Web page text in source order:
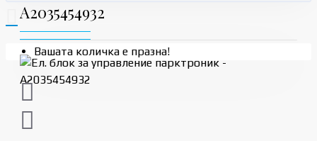
Вашата количка е празна!
A2035454932